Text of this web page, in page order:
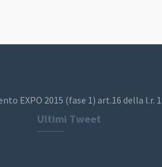
EXPO 2015 (fase 1) art.16 della l.r.
Ultimi Tweet